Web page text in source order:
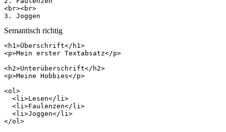
<br><br>
Semantisch richtig
<h1 >Überschrift</ h1 >
<p>Mein erster Textabsatz</p>
<h2>Unterüberschrift</ h2>
<p>Meine Hobbies</p>
<ol >
<li >Lesen</ li >
<li >Faulenzen</ li >
<li >Joggen</ li >
</ol >